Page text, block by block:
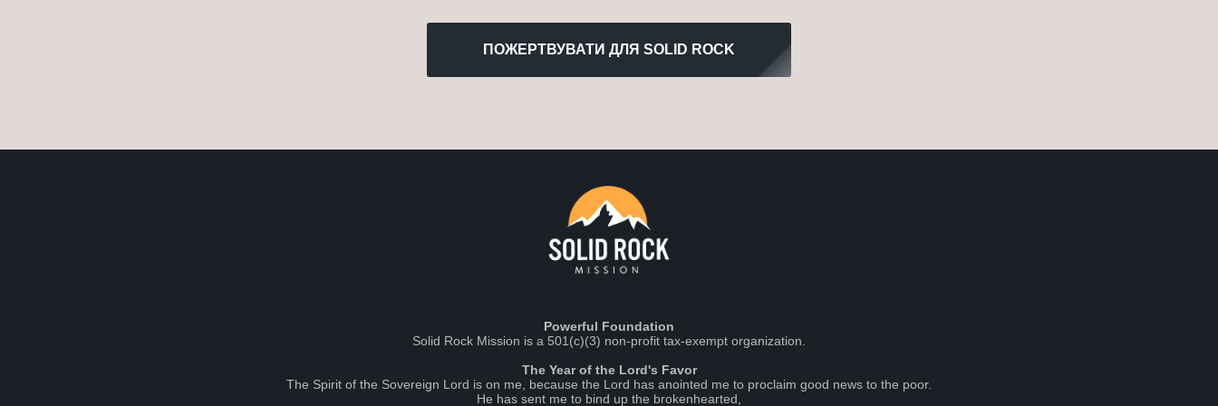
ПОЖЕРТВУВАТИ ДЛЯ SOLID ROCK
Powerful Foundation
Solid Rock Mission is a 501(c)(3) non-profit tax-exempt organization.
The Year of the Lord's Favor
The Spirit of the Sovereign Lord is on me, because the Lord has anointed me to proclaim good news to the poor.
He has sent me to bind up the brokenhearted,